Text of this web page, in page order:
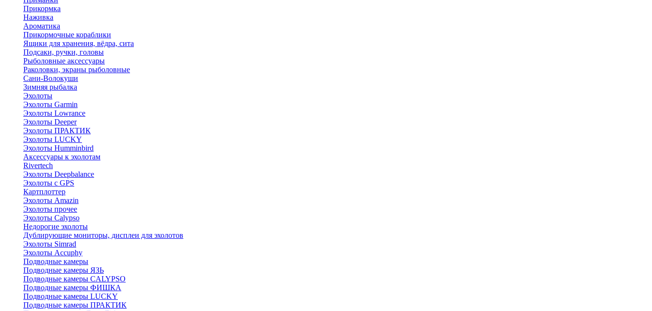
Прикормка
Наживка
Ароматика
Прикормочные кораблики
Ящики для хранения, вёдра, сита
Подсаки, ручки, головы
Рыболовные аксессуары
Раколовки, экраны рыболовные
Сани-Волокуши
Зимняя рыбалка
Эхолоты
Эхолоты Garmin
Эхолоты Lowrance
Эхолоты Deeper
Эхолоты ПРАКТИК
Эхолоты LUCKY
Эхолоты Humminbird
Аксессуары к эхолотам
Rivertech
Эхолоты Deepbalance
Эхолоты с GPS
Картплоттер
Эхолоты Amazin
Эхолоты прочее
Эхолоты Calypso
Недорогие эхолоты
Дублирующие мониторы, дисплеи для эхолотов
Эхолоты Simrad
Эхолоты Accuphy
Подводные камеры
Подводные камеры ЯЗЬ
Подводные камеры CALYPSO
Подводные камеры ФИШКА
Подводные камеры LUCKY
Подводные камеры ПРАКТИК